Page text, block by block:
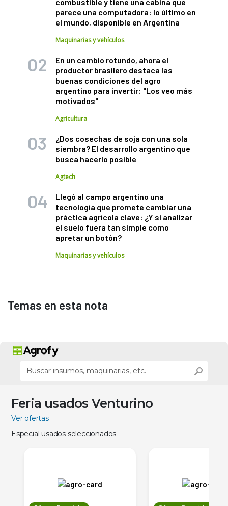
parece una computadora: lo último en
el mundo, disponible en Argentina
Maquinarias y vehículos
En un cambio rotundo, ahora el
productor brasilero destaca las
buenas condiciones del agro
argentino para invertir: "Los veo más
motivados"
Agricultura
¿Dos cosechas de soja con una sola
siembra? El desarrollo argentino que
busca hacerlo posible
Agtech
Llegó al campo argentino una
tecnología que promete cambiar una
práctica agrícola clave: ¿Y si analizar
el suelo fuera tan simple como
apretar un botón?
Maquinarias y vehículos
Temas en esta nota
Feria usados Venturino
Ver ofertas
Especial usados seleccionados